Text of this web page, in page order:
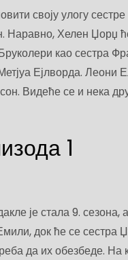
своју улогу сестре
Наравно, Хелен Џорџ
као сестра
Ејлворда. Леони
Видеће се и нека
1
је стала 9. сезона,
док ће се сестра
да их обезбеде. На